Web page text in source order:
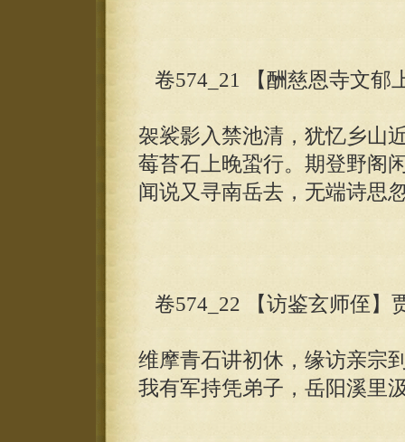
卷574_21 【酬慈恩寺文郁
袈裟影入禁池清，犹忆乡山
莓苔石上晚蛩行。期登野阁
闻说又寻南岳去，无端诗思
卷574_22 【访鉴玄师侄】
维摩青石讲初休，缘访亲宗
我有军持凭弟子，岳阳溪里